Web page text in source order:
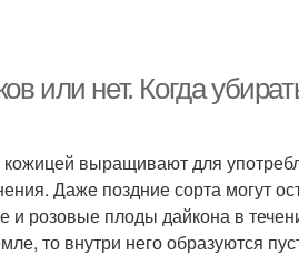
или нет. Когда
кожицей выращивают для
Даже поздние сорта могут
розовые плоды дайкона в
то внутри него образуются